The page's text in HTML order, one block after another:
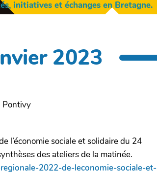
initiatives et échanges en Bretagne.
2023
Pontivy
l’économie sociale et solidaire du 24
des ateliers de la matinée.
2022-de-leconomie-sociale-et-